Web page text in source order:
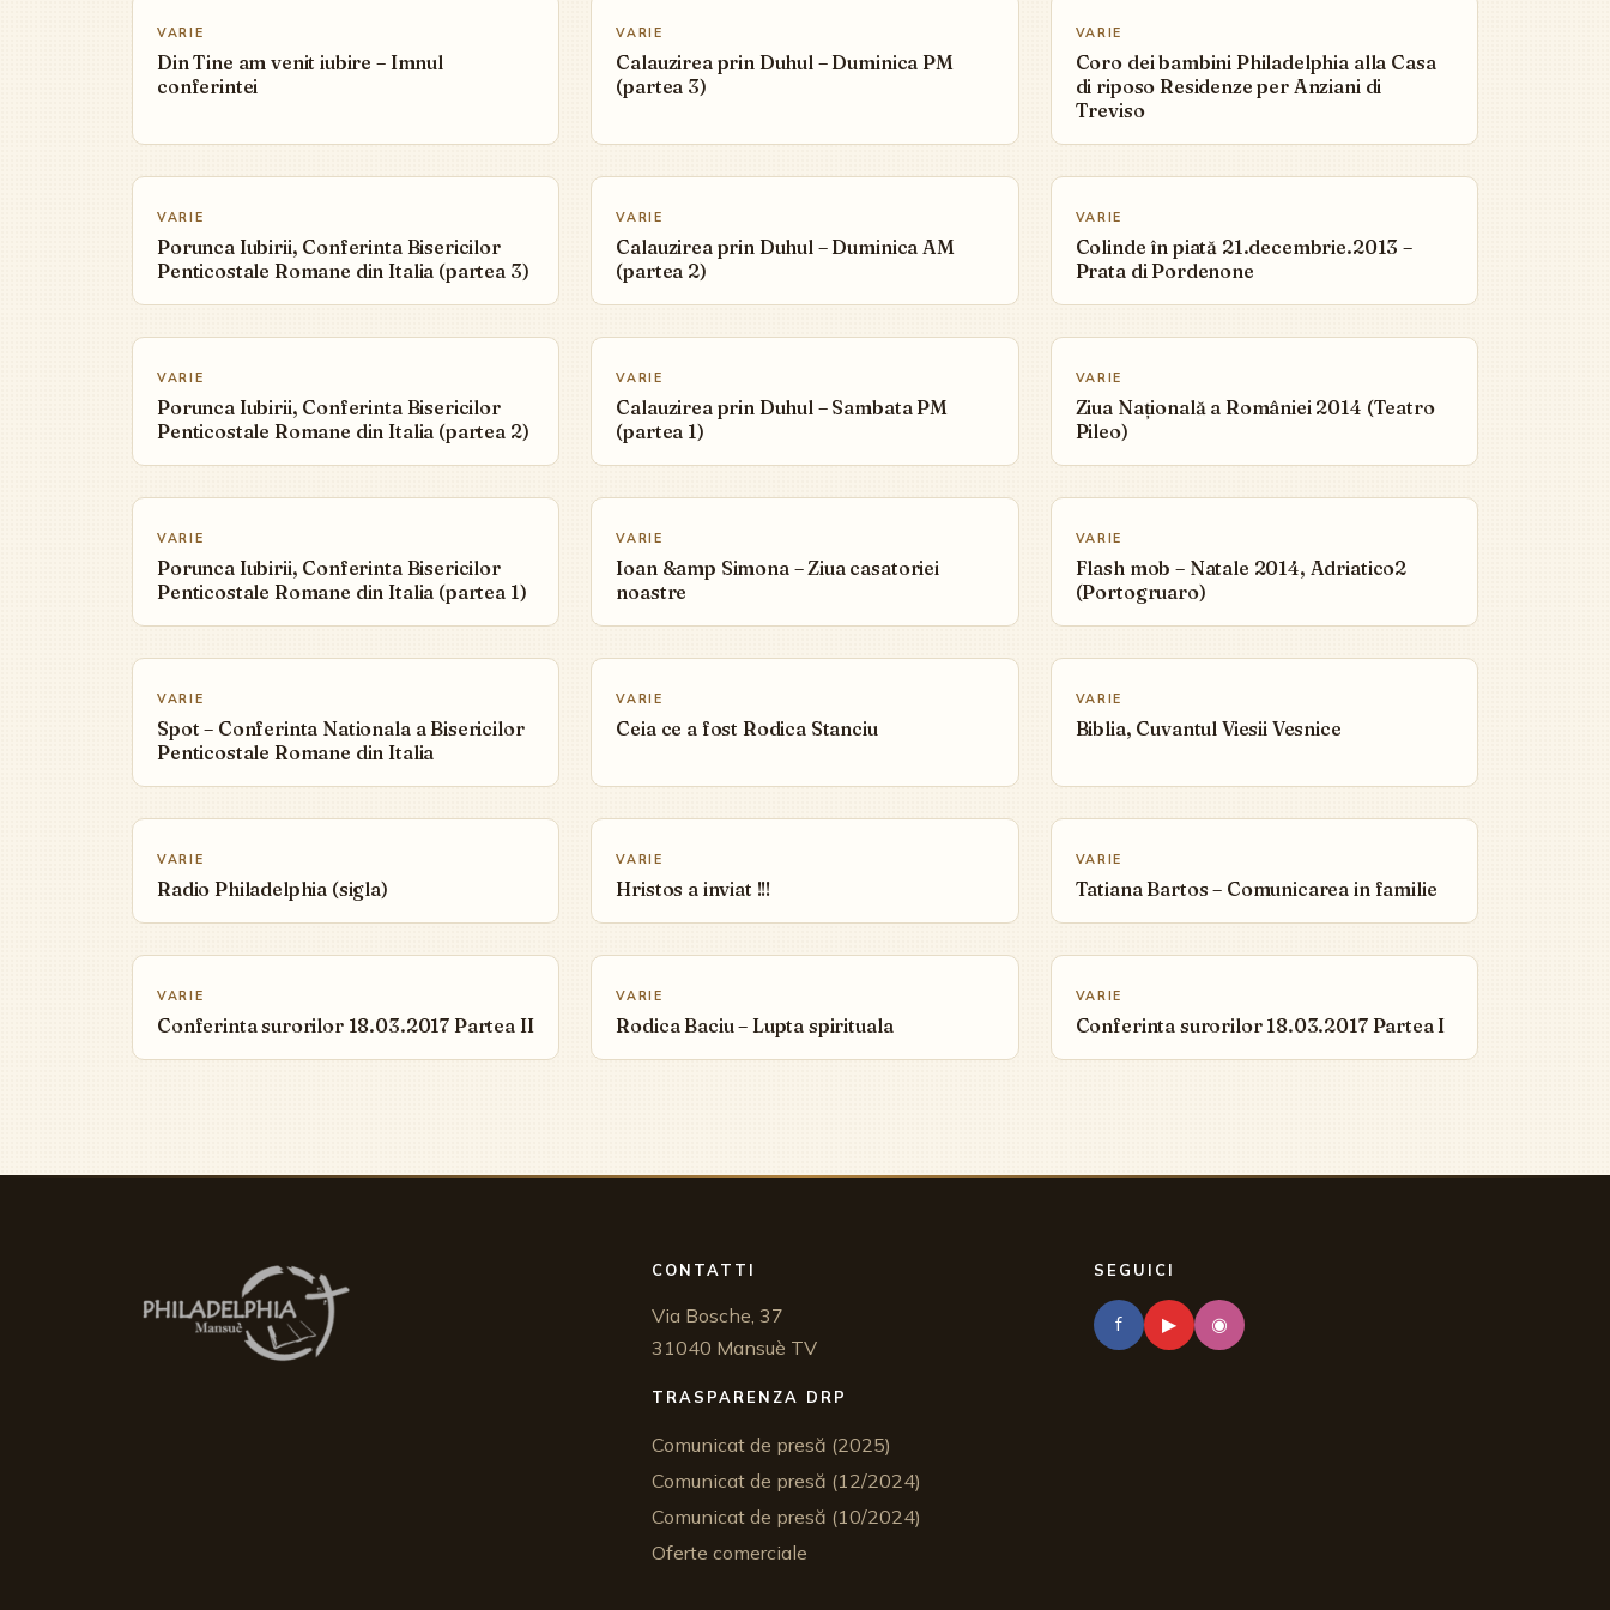
VARIE
Din Tine am venit iubire – Imnul
conferintei
VARIE
Calauzirea prin Duhul – Duminica PM
(partea 3)
VARIE
Coro dei bambini Philadelphia alla Casa
di riposo Residenze per Anziani di
Treviso
▶
VARIE
Porunca Iubirii, Conferinta Bisericilor
Penticostale Romane din Italia (partea 3)
▶
VARIE
Calauzirea prin Duhul – Duminica AM
(partea 2)
▶
VARIE
Colinde în piată 21.decembrie.2013 –
Prata di Pordenone
▶
VARIE
Porunca Iubirii, Conferinta Bisericilor
Penticostale Romane din Italia (partea 2)
▶
VARIE
Calauzirea prin Duhul – Sambata PM
(partea 1)
▶
VARIE
Ziua Națională a României 2014 (Teatro
Pileo)
▶
VARIE
Porunca Iubirii, Conferinta Bisericilor
Penticostale Romane din Italia (partea 1)
▶
VARIE
Ioan &amp Simona – Ziua casatoriei
noastre
▶
VARIE
Flash mob – Natale 2014, Adriatico2
(Portogruaro)
▶
VARIE
Spot – Conferinta Nationala a Bisericilor
Penticostale Romane din Italia
▶
VARIE
Ceia ce a fost Rodica Stanciu
▶
VARIE
Biblia, Cuvantul Viesii Vesnice
▶
VARIE
Radio Philadelphia (sigla)
▶
VARIE
Hristos a inviat !!!
▶
VARIE
Tatiana Bartos – Comunicarea in familie
▶
VARIE
Conferinta surorilor 18.03.2017 Partea II
▶
VARIE
Rodica Baciu – Lupta spirituala
▶
VARIE
Conferinta surorilor 18.03.2017 Partea I
CONTATTI
Via Bosche, 37
31040 Mansuè TV
TRASPARENZA DRP
Comunicat de presă (2025)
Comunicat de presă (12/2024)
Comunicat de presă (10/2024)
Oferte comerciale
SEGUICI
f ▶ ◉